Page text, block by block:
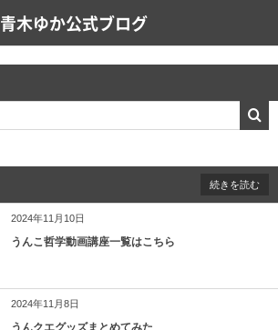
青木ゆか公式ブログ
2024年11月10日
うんこ哲学動画講座一覧はこちら
2024年11月8日
うんクエグッズまとめてみた
続きを読む